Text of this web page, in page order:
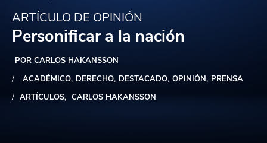
ARTÍCULO DE OPINIÓN
Personificar a la nación
POR CARLOS HAKANSSON
ACADÉMICO DERECHO DESTACADO OPINIÓN PRENSA
ARTÍCULOS
CARLOS HAKANSSON